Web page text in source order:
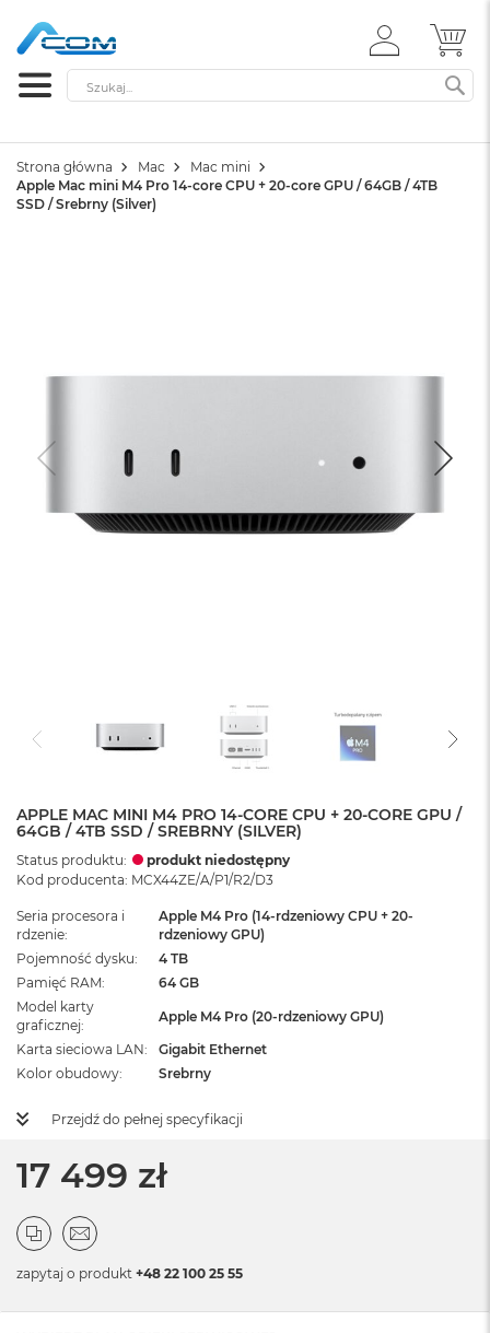
ZALOGUJ
SIĘ
Szukaj
Strona główna Mac
Mac mini
Apple Mac mini M4 Pro 14-core CPU + 20-core GPU / 64GB / 4TB
SSD / Srebrny (Silver)
APPLE MAC MINI M4 PRO 14-CORE CPU + 20-CORE GPU /
64GB / 4TB SSD / SREBRNY (SILVER)
Status produktu:
produkt niedostępny
Kod producenta: MCX44ZE/A/P1/R2/D3
Seria procesora i
rdzenie
Apple M4 Pro (14-rdzeniowy CPU + 20-
rdzeniowy GPU)
Pojemność dysku
4 TB
Pamięć RAM
64 GB
Model karty
graficznej
Apple M4 Pro (20-rdzeniowy GPU)
Karta sieciowa LAN
Gigabit Ethernet
Kolor obudowy
Srebrny
Przejdź do pełnej specyfikacji
17 499 zł
zapytaj o produkt +48 22 100 25 55